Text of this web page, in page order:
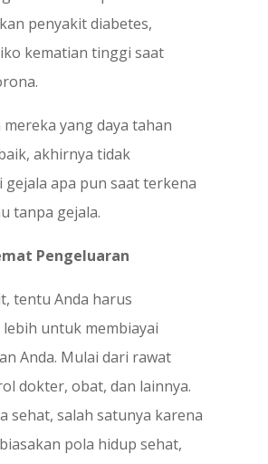
penyakit diabetes,
kematian tinggi saat
mereka yang daya tahan
akhirnya tidak
gejala apa pun saat terkena
tanpa gejala.
Pengeluaran
tentu Anda harus
lebih untuk membiayai
Anda. Mulai dari rawat
dokter, obat, dan lainnya.
sehat, salah satunya karena
pola hidup sehat,